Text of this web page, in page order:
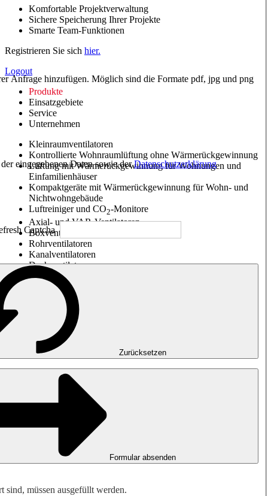
Komfortable Projektverwaltung
Sichere Speicherung Ihrer Projekte
Smarte Team-Funktionen
Registrieren Sie sich hier.
Logout
Produkte
Einsatzgebiete
Service
Unternehmen
Kleinraumventilatoren
Kontrollierte Wohnraumlüftung ohne Wärmerückgewinnung
Lüftung mit Wärmerückgewinnung für Wohnungen und
Einfamilienhäuser
Kompaktgeräte mit Wärmerückgewinnung für Wohn- und
Nichtwohngebäude
Luftreiniger und CO2-Monitore
Axial- und VAR-Ventilatoren
Boxventilatoren
Rohrventilatoren
Kanalventilatoren
Dachventilatoren
Entrauchung, Rauchfreihaltung und Garagenlüftung
Impulsventilatoren
Explosionsgeschützte Ventilatoren
Messen. Steuern. Regeln.
Luftbehandlung
Mechanisches Zubehör
Anfrage hinzufügen. Möglich sind die Formate pdf, jpg und png
eingegebenen Daten sowie derDatenschutzerklärung
Zurücksetzen
Formular absenden
sind, müssen ausgefüllt werden.